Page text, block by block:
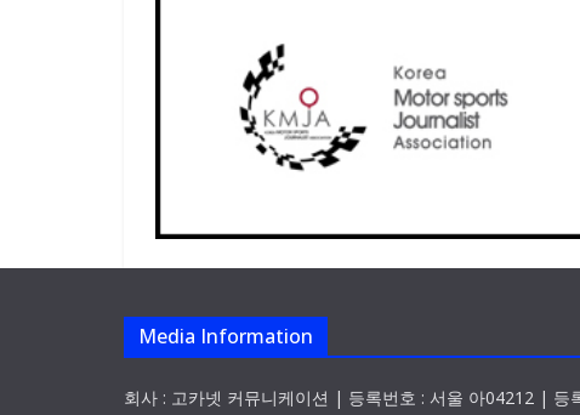
Media Information
회사 : 고카넷 커뮤니케이션 | 등록번호 : 서울 아04212 | 등